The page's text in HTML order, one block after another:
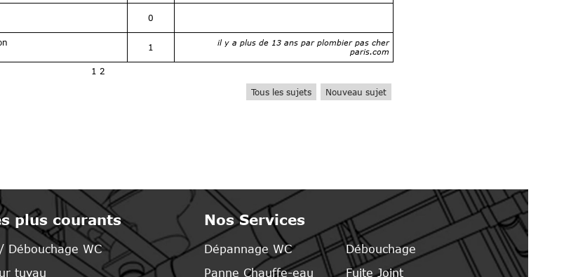
Nos Services
plus courants
Débouchage WC
tuyau
Dépannage WC
Panne Chauffe-eau
Débouchage
Fuite Joint
0
1
il y a plus de 13 ans par plombier pas cher
paris.com
1 2
Tous les sujets Nouveau sujet